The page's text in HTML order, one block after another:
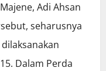
Adi Ahsan
seharusnya
Dalam Perda